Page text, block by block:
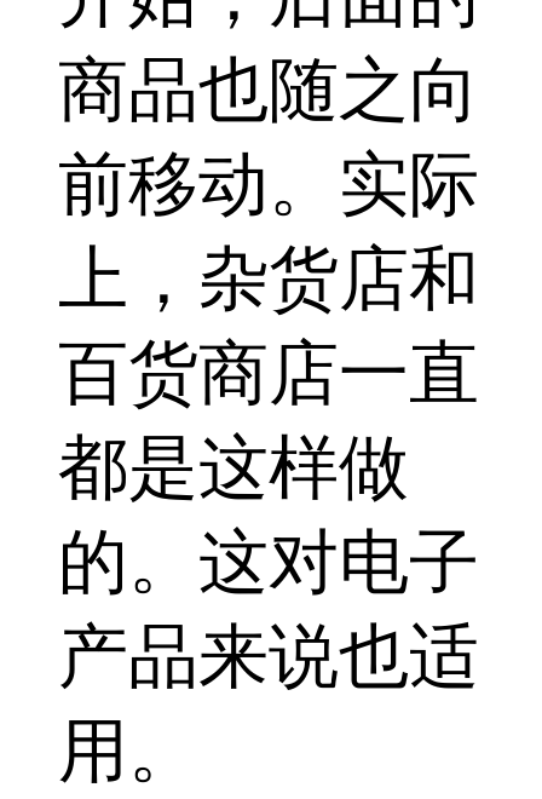
商品也随之向
前移动。实际
上，杂货店和
百货商店一直
都是这样做
的。这对电子
产品来说也适
用。